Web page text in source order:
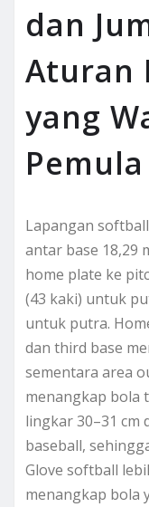
dan
Aturan
yang
Pemula
Lapangan
antar base 18,29
home plate ke
(43 kaki) untuk
untuk putra.
dan third base
sementara area
menangkap bola
lingkar 30–31 cm
baseball,
Glove softball
menangkap bola